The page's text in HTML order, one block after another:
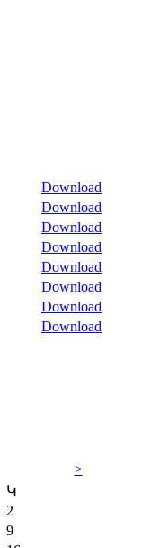
Download
Download
Download
Download
Download
Download
Download
Download
>
Կ
2
9